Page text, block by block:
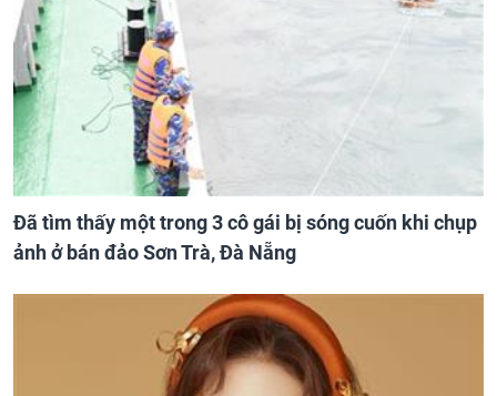
Đã tìm thấy một trong 3 cô gái bị sóng cuốn khi chụp
ảnh ở bán đảo Sơn Trà, Đà Nẵng